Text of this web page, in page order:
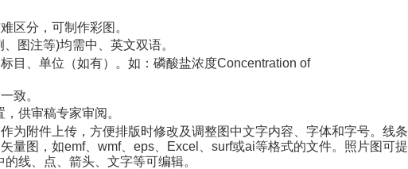
区分，可制作彩图。
、图注等)均需中、英文双语。
目、单位（如有）。如：磷酸盐浓度Concentration of
致。
供审稿专家审阅。
为附件上传， 方便排版时修改及调整图中文字内容、字体和字号。 线条
量图，如emf、 wmf、 eps、 Excel surf或ai等格式的文件。照片图可提
线、点、箭头、文字等可编辑。